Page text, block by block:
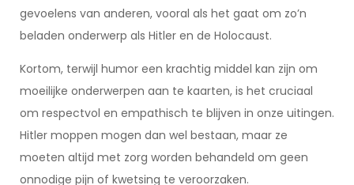
gevoelens van anderen, vooral als het gaat om zo’n
beladen onderwerp als Hitler en de Holocaust.
Kortom, terwijl humor een krachtig middel kan zijn om
moeilijke onderwerpen aan te kaarten, is het cruciaal
om respectvol en empathisch te blijven in onze uitingen.
Hitler moppen mogen dan wel bestaan, maar ze
moeten altijd met zorg worden behandeld om geen
onnodige pijn of kwetsing te veroorzaken.